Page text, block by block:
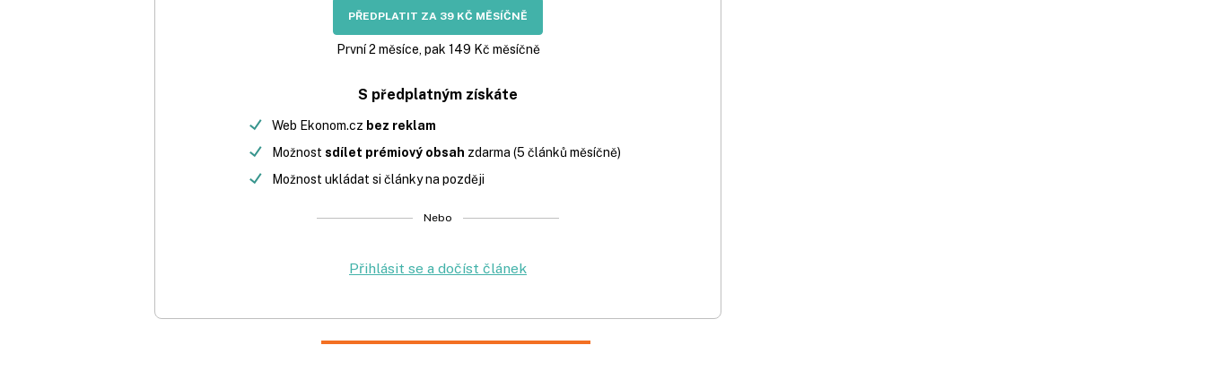
PŘEDPLATIT ZA 39 KČ MĚSÍČNĚ
První 2 měsíce, pak 149 Kč měsíčně
S předplatným získáte
Web Ekonom.cz bez reklam
Možnost sdílet prémiový obsah zdarma (5 článků měsíčně)
Možnost ukládat si články na později
Nebo
Přihlásit se a dočíst článek